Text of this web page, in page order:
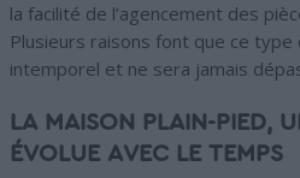
la facilité de l’agencement des
Plusieurs raisons font que ce
intemporel et ne sera jamais
LA MAISON PLAIN-PIED,
ÉVOLUE AVEC LE TEMPS